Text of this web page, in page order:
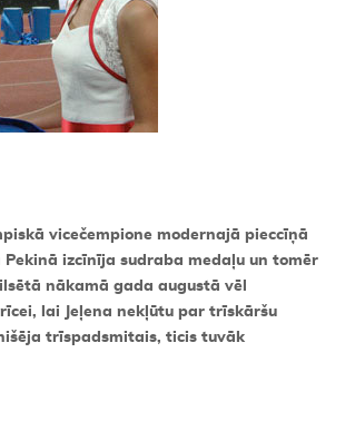
vicečempione modernajā pieccīņā
Pekinā izcīnīja sudraba medaļu un tomēr
nākamā gada augustā vēl
lai Jeļena nekļūtu par trīskāršu
trīspadsmitais, ticis tuvāk